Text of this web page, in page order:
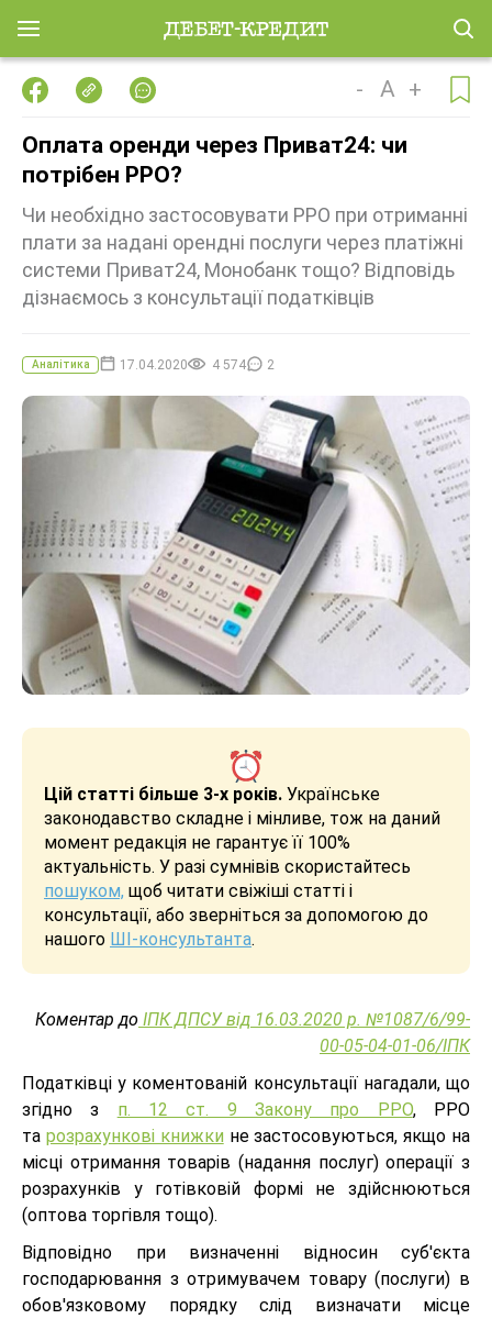
- A +
Оплата оренди через Приват24: чи
потрібен РРО?
Чи необхідно застосовувати РРО при отриманні
плати за надані орендні послуги через платіжні
системи Приват24, Монобанк тощо? Відповідь
дізнаємось з консультації податківців
Аналітика 17.04.2020 4 574 2
Цій статті більше 3-х років. Українське
законодавство складне і мінливе, тож на даний
момент редакція не гарантує її 100%
актуальність. У разі сумнівів скористайтесь
пошуком, щоб читати свіжіші статті і
консультації, або зверніться за допомогою до
нашого ШІ-консультанта.
Коментар до ІПК ДПСУ від 16.03.2020 р. №1087/6/99-
00-05-04-01-06/ІПК
Податківці у коментованій консультації нагадали, що
згідно з п. 12 ст. 9 Закону про РРО, РРО
та розрахункові книжкине застосовуються, якщо на
місці отримання товарів (надання послуг) операції з
розрахунків у готівковій формі не здійснюються
(оптова торгівля тощо).
Відповідно при визначенні відносин суб'єкта
господарювання з отримувачем товару (послуги) в
обов'язковому порядку слід визначати місце